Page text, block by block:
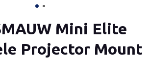
Mini Elite
Projector Mount